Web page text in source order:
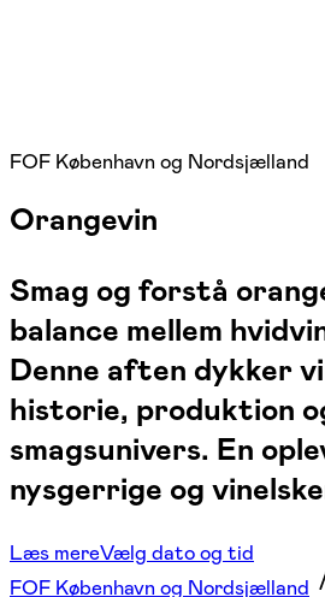
FOF København og Nordsjælland
Orangevin
Smag og forstå
balance mellem
Denne aften dykker
historie, produktion
smagsunivers. En
nysgerrige og
Læs mereVælg dato og tid
FOF København og Nordsjælland